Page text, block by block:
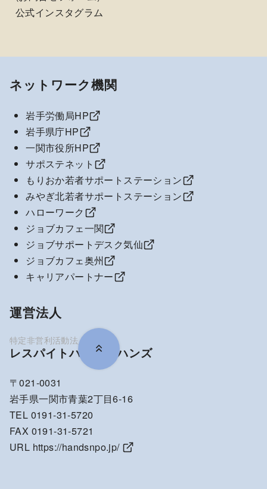
公式インスタグラム
ネットワーク機関
岩手労働局HP
岩手県庁HP
一関市役所HP
サポステネット
もりおか若者サポートステーション
みやぎ北若者サポートステーション
ハローワーク
ジョブカフェ一関
ジョブサポートデスク気仙
ジョブカフェ奥州
キャリアパートナー
運営法人
レスパイトハウス・ハンズ
〒021-0031
岩手県一関市青葉2丁目6-16
TEL 0191-31-5720
FAX 0191-31-5721
URL https://handsnpo.jp/